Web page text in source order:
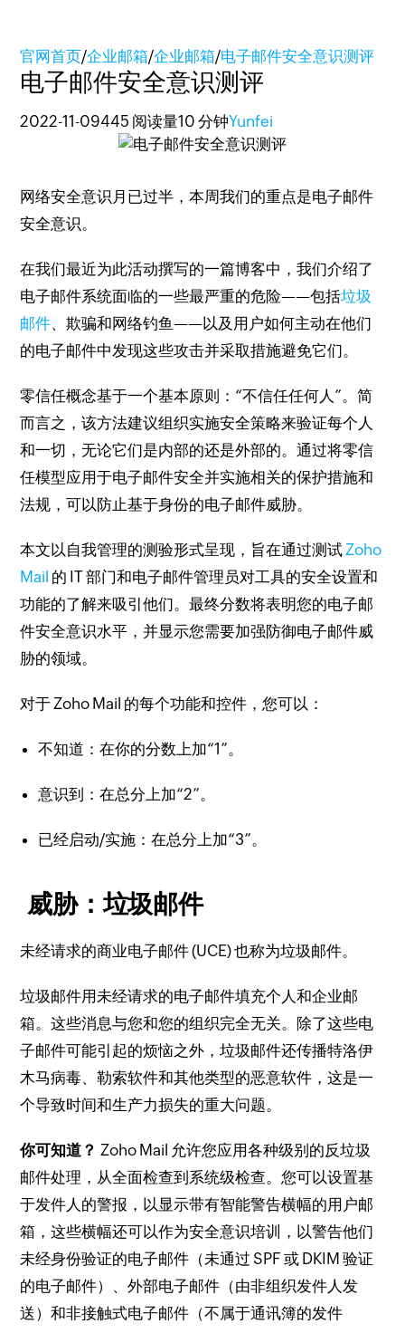
官网首页/企业邮箱/企业邮箱/电子邮件安全意识测评
电子邮件安全意识测评
2022-11-09445 阅读量10 分钟Yunfei
网络安全意识月已过半，本周我们的重点是电子邮件
安全意识。
在我们最近为此活动撰写的一篇博客中，我们介绍了
电子邮件系统面临的一些最严重的危险——包括垃圾
邮件、欺骗和网络钓鱼——以及用户如何主动在他们
的电子邮件中发现这些攻击并采取措施避免它们。
零信任概念基于一个基本原则：“不信任任何人”。简
而言之，该方法建议组织实施安全策略来验证每个人
和一切，无论它们是内部的还是外部的。通过将零信
任模型应用于电子邮件安全并实施相关的保护措施和
法规，可以防止基于身份的电子邮件威胁。
本文以自我管理的测验形式呈现，旨在通过测试Zoho
Mail 的 IT 部门和电子邮件管理员对工具的安全设置和
功能的了解来吸引他们。最终分数将表明您的电子邮
件安全意识水平，并显示您需要加强防御电子邮件威
胁的领域。
对于 Zoho Mail 的每个功能和控件，您可以：
不知道：在你的分数上加“1”。
意识到：在总分上加“2”。
已经启动/实施：在总分上加“3”。
威胁：垃圾邮件
未经请求的商业电子邮件 (UCE) 也称为垃圾邮件。
垃圾邮件用未经请求的电子邮件填充个人和企业邮
箱。这些消息与您和您的组织完全无关。 除了这些电
子邮件可能引起的烦恼之外，垃圾邮件还传播特洛伊
木马病毒、勒索软件和其他类型的恶意软件，这是一
个导致时间和生产力损失的重大问题。
你可知道？ Zoho Mail 允许您应用各种级别的反垃圾
邮件处理，从全面检查到系统级检查。您可以设置基
于发件人的警报，以显示带有智能警告横幅的用户邮
箱，这些横幅还可以作为安全意识培训，以警告他们
未经身份验证的电子邮件（未通过 SPF 或 DKIM 验证
的电子邮件）、外部电子邮件（由非组织发件人发
送）和非接触式电子邮件（不属于通讯簿的发件